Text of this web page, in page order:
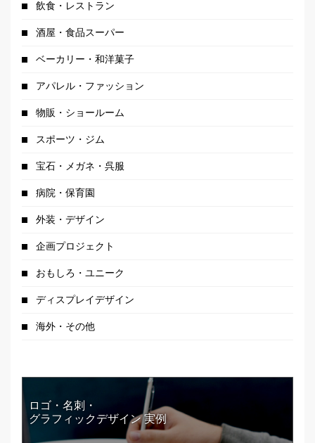
飲食・レストラン
酒屋・食品スーパー
ベーカリー・和洋菓子
アパレル・ファッション
物販・ショールーム
スポーツ・ジム
宝石・メガネ・呉服
病院・保育園
外装・デザイン
企画プロジェクト
おもしろ・ユニーク
ディスプレイデザイン
海外・その他
ロゴ・名刺・
グラフィックデザイン 実例